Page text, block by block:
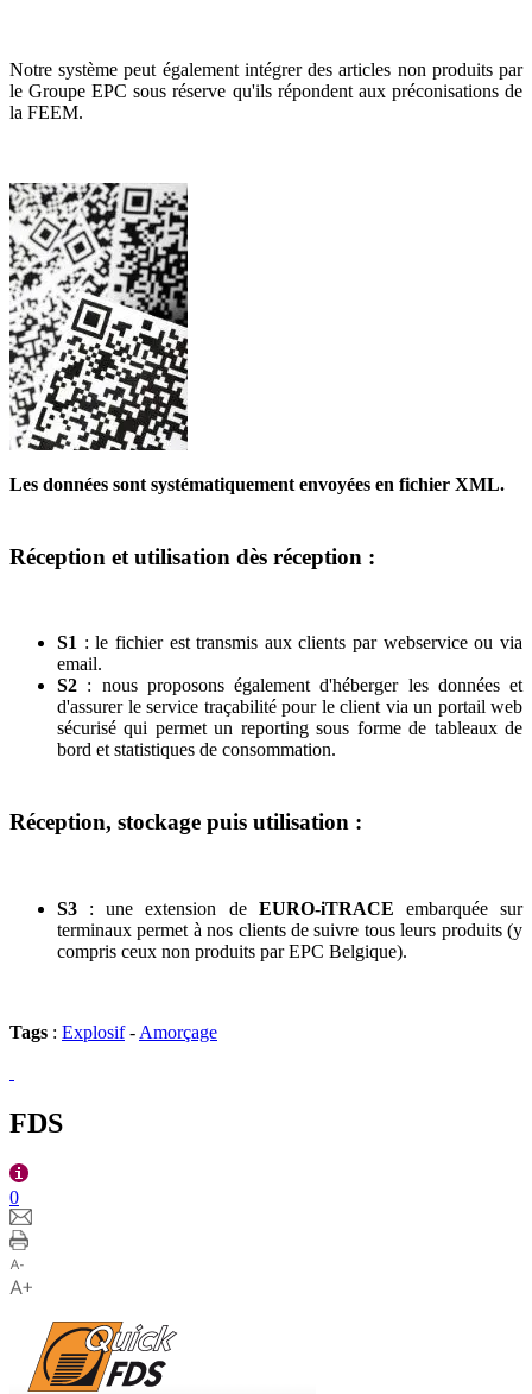
Notre système peut également intégrer des articles non produits par
le Groupe EPC sous réserve qu'ils répondent aux préconisations de
la FEEM.
Les données sont systématiquement envoyées en fichier XML.
Réception et utilisation dès réception :
S1 : le fichier est transmis aux clients par webservice ou via
email.
S2 : nous proposons également d'héberger les données et
d'assurer le service traçabilité pour le client via un portail web
sécurisé qui permet un reporting sous forme de tableaux de
bord et statistiques de consommation.
Réception, stockage puis utilisation :
S3 : une extension de EURO-iTRACE embarquée sur
terminaux permet à nos clients de suivre tous leurs produits (y
compris ceux non produits par EPC Belgique).
Tags : Explosif- Amorçage
FDS
0